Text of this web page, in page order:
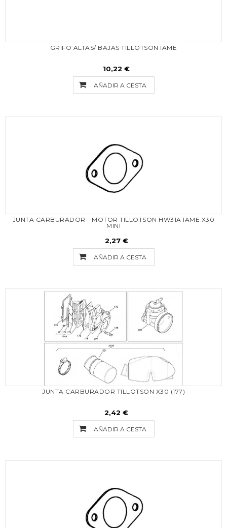
GRIFO ALTAS/ BAJAS TILLOTSON IAME
10,22 €
AÑADIR A CESTA
JUNTA CARBURADOR - MOTOR TILLOTSON HW31A IAME X30
MINI
2,27 €
AÑADIR A CESTA
JUNTA CARBURADOR TILLOTSON X30 (177)
2,42 €
AÑADIR A CESTA